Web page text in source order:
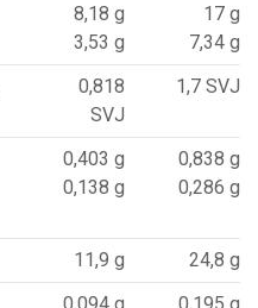
8,18 g
3,53 g
17 g
7,34 g
0,818
SVJ
1,7 SVJ
0,403 g
0,138 g
0,838 g
0,286 g
11,9 g
24,8 g